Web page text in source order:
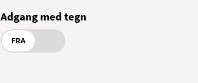
Adgang med tegn
FRA